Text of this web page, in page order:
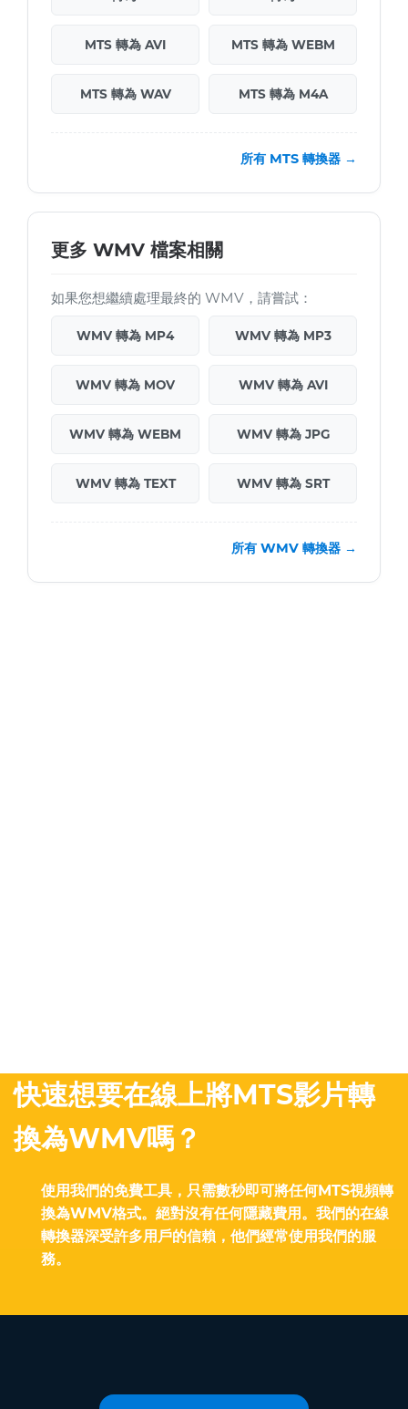
MTS 轉為 AVI MTS 轉為 WEBM
MTS 轉為 WAV MTS 轉為 M4A
所有 MTS 轉換器 →
更多 WMV 檔案相關
如果您想繼續處理最終的 WMV，請嘗試：
WMV 轉為 MP4 WMV 轉為 MP3
WMV 轉為 MOV WMV 轉為 AVI
WMV 轉為 WEBM WMV 轉為 JPG
WMV 轉為 TEXT WMV 轉為 SRT
所有 WMV 轉換器 →
快速想要在線上將MTS影片轉
換為WMV嗎？
使用我們的免費工具，只需數秒即可將任何MTS視頻轉
換為WMV格式。絕對沒有任何隱藏費用。我們的在線
轉換器深受許多用戶的信賴，他們經常使用我們的服
務。